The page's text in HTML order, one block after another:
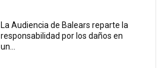
La Audiencia de Balears reparte la
responsabilidad por los daños en
un...